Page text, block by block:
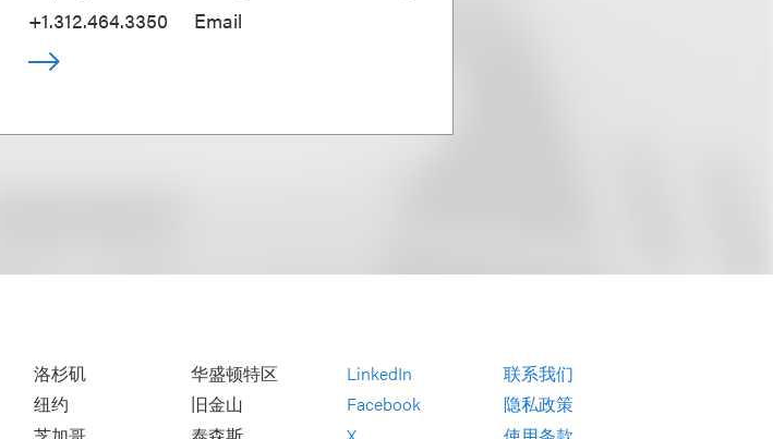
+1.312.464.3350
Email
洛杉矶
纽约
华盛顿特区
旧金山
LinkedIn
Facebook
联系我们
隐私政策